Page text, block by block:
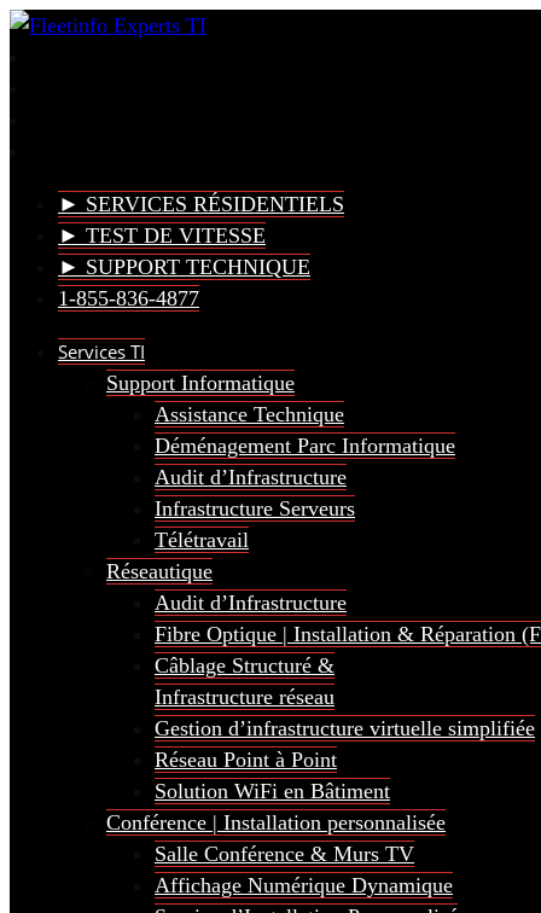
► SERVICES RÉSIDENTIELS
► TEST DE VITESSE
► SUPPORT TECHNIQUE
1-855-836-4877
Services TI
Support Informatique
Assistance Technique
Déménagement Parc Informatique
Audit d’Infrastructure
Infrastructure Serveurs
Télétravail
Réseautique
Audit d’Infrastructure
Fibre Optique | Installation & Réparation
Câblage Structuré &
Infrastructure réseau
Gestion d’infrastructure virtuelle simplifiée
Réseau Point à Point
Solution WiFi en Bâtiment
Conférence | Installation personnalisée
Salle Conférence & Murs TV
Affichage Numérique Dynamique